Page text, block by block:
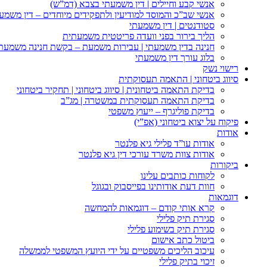
אנשי קבע וחיילים | דין משמעתי בצבא (דמ”ש)
אנשי שב”כ והמוסד למודיעין ולתפקידים מיוחדים – דין
סטודנטים | דין משמעתי
הליך בירור בפני וועדה פריטטית משמעתית
חנינה בדין משמעתי | עבירות משמעת – בקשת חנינה
בלוג עורך דין משמעתי
רישוי נשק
סיווג ביטחוני | התאמה תעסוקתית
בדיקת התאמה ביטחונית | סיווג ביטחוני | תחקיר ביטחוני
בדיקת התאמה תעסוקתית במשטרה | מג”ב
בדיקת פוליגרף – ייעוץ משפטי
פיקוח על יצוא ביטחוני (אפ”י)
אודות
אודות עו”ד פלילי גיא פלנטר
אודות צוות משרד עורכי דין גיא פלנטר
ביקורות
לקוחות כותבים עלינו
חוות דעת אודותינו בפייסבוק ובגוגל
דוגמאות
קרא אותי קודם – דוגמאות להמחשה
סגירת תיק פלילי
סגירת תיק בשימוע פלילי
ביטול כתב אישום
עיכוב הליכים משפטיים על ידי היועץ המשפטי לממשלה
זיכוי בתיק פלילי